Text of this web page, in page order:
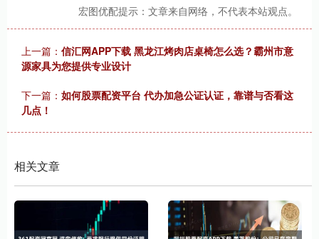
宏图优配提示：文章来自网络，不代表本站观点。
上一篇： 信汇网APP下载 黑龙江烤肉店桌椅怎么选？霸州市意
源家具为您提供专业设计
下一篇： 如何股票配资平台 代办加急公证认证，靠谱与否看这
几点！
相关文章